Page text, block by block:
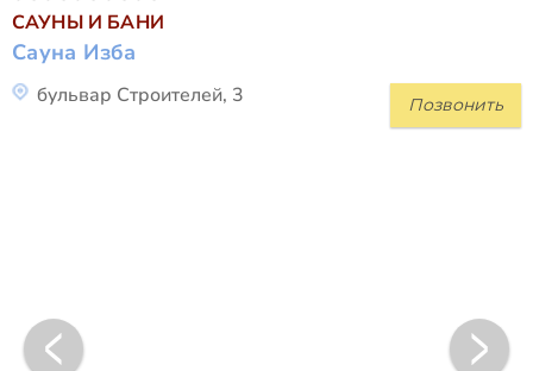
САУНЫ И БАНИ
Сауна Изба
Позвонить
бульвар Строителей, 3